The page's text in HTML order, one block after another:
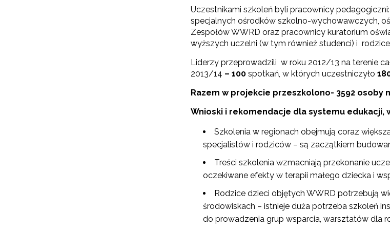
Uczestnikami szkoleń byli pracownicy
specjalnych ośrodków szkolno-wychowawczych,
Zespołów WWRD oraz pracownicy kuratorium
wyższych uczelni (w tym również studenci) i
Liderzy przeprowadzili w roku 2012/13 na terenie
2013/14 – 100 spotkań, w których uczestniczyło
Razem w projekcie przeszkolono- 3592 osoby
Wnioski i rekomendacje dla systemu edukacji,
Szkolenia w regionach obejmują coraz
specjalistów i rodziców – są zaczątkiem
Treści szkolenia wzmacniają przekonanie
oczekiwane efekty w terapii małego dziecka i
Rodzice dzieci objętych WWRD potrzebują
środowiskach – istnieje duża potrzeba szkoleń
do prowadzenia grup wsparcia, warsztatów dla